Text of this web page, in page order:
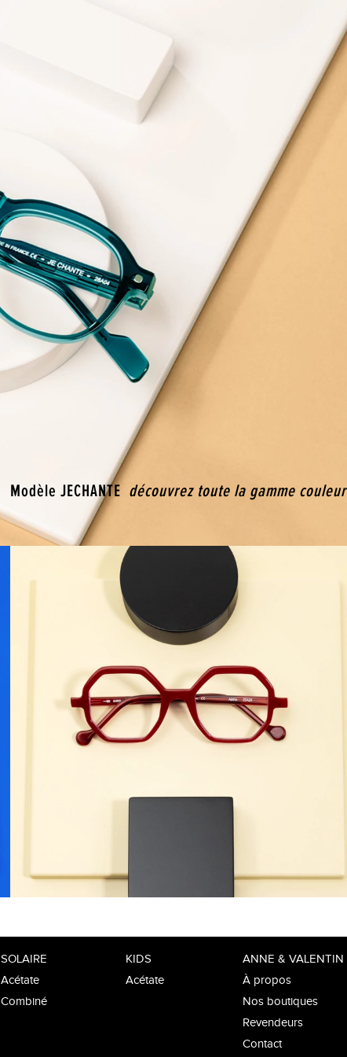
Modèle JECHANTE découvrez toute la gamme couleur
SOLAIRE
Acétate
Combiné
KIDS
Acétate
ANNE & VALENTIN
À propos
Nos boutiques
Revendeurs
Contact